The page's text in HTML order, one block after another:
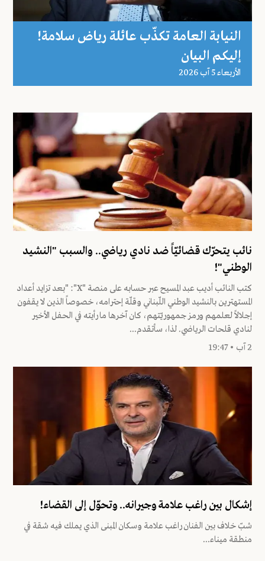
النيابة العامة تكذّب عائلة رياض سلامة!
إليكم البيان
اﻷربعاء 5 آب 2026
نائب يتحرّك قضائيّاً ضد نادي رياضي.. والسبب "النشيد
الوطني"!
كتب النائب أديب عبد المسيح عبر حسابه على منصة "X": "بعد تزايد أعداد
المستهترين بالنشيد الوطني اللّبناني وقلّة إحترامه، خصوصاً الذين لا يقفون
إجلالاً لعلمهم ورمز جمهوريّتهم، كان آخرها ما رأيته في الحفل الأخير
لنادي قلحات الرياضي. لذا، سأتقدم...
2 آب • 19:47
إشكال بين راغب علامة وجيرانه.. وتحوّل إلى القضاء!
شبّ خلاف بين الفنان راغب علامة وسكان المبنى الذي يملك فيه شقة في
منطقة ميناء...